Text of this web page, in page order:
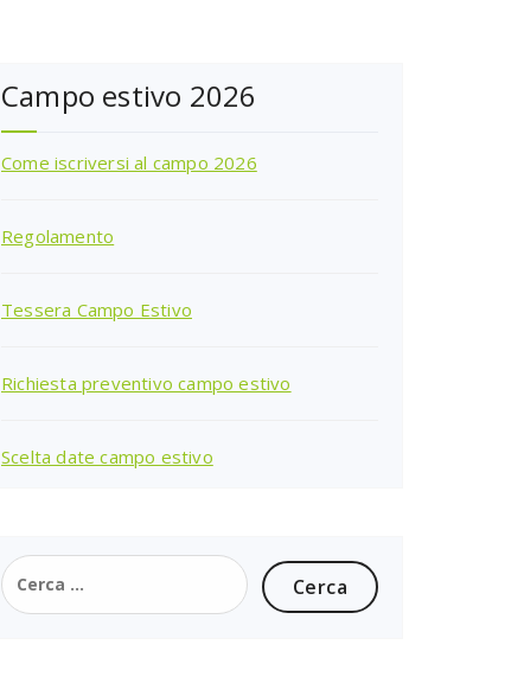
Campo estivo 2026
Come iscriversi al campo 2026
Regolamento
Tessera Campo Estivo
Richiesta preventivo campo estivo
Scelta date campo estivo
Ricerca
per: